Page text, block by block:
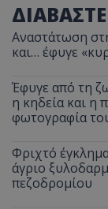
Αναστάτωση
και… έφυγε
Έφυγε από τη
η κηδεία και η
φωτογραφία
Φριχτό
άγριο
πεζοδρομίου